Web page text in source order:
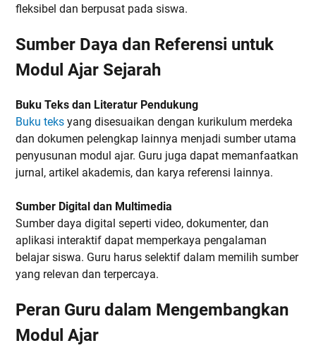
fleksibel dan berpusat pada siswa.
Sumber Daya dan Referensi untuk
Modul Ajar Sejarah
Buku Teks dan Literatur Pendukung
Buku teks yang disesuaikan dengan kurikulum merdeka
dan dokumen pelengkap lainnya menjadi sumber utama
penyusunan modul ajar. Guru juga dapat memanfaatkan
jurnal, artikel akademis, dan karya referensi lainnya.
Sumber Digital dan Multimedia
Sumber daya digital seperti video, dokumenter, dan
aplikasi interaktif dapat memperkaya pengalaman
belajar siswa. Guru harus selektif dalam memilih sumber
yang relevan dan terpercaya.
Peran Guru dalam Mengembangkan
Modul Ajar